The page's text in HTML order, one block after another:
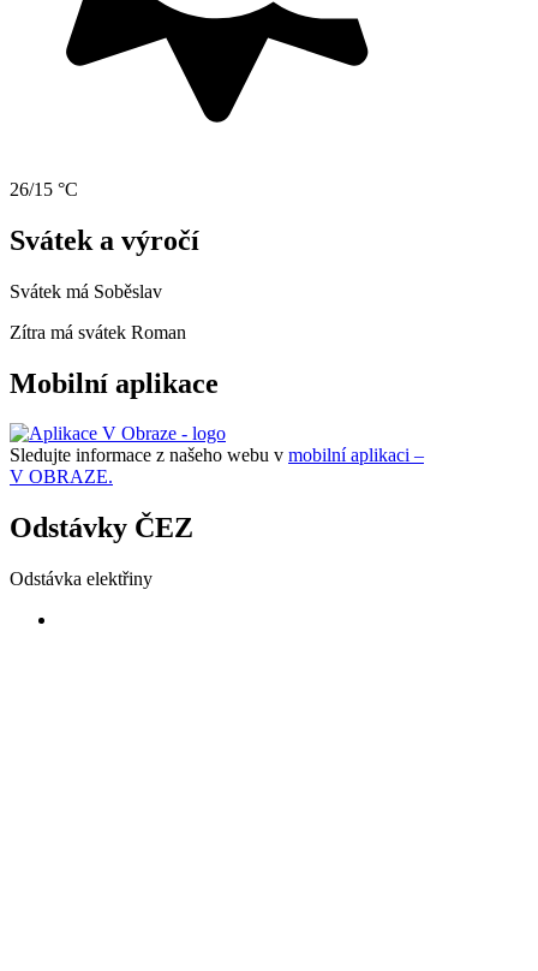
26/15 °C
Svátek a výročí
Svátek má Soběslav
Zítra má svátek Roman
Mobilní aplikace
Sledujte informace z našeho webu v mobilní aplikaci –
V OBRAZE.
Odstávky ČEZ
Odstávka elektřiny